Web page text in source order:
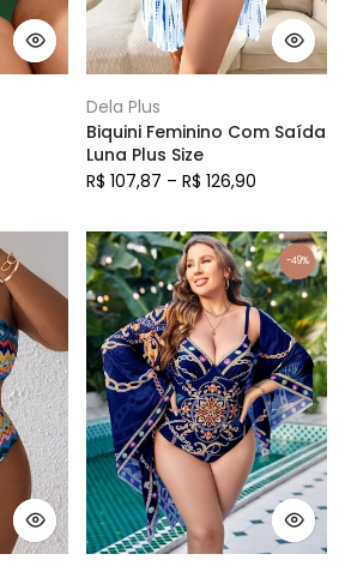
Dela Plus
Biquini Feminino Com Saída
Luna Plus Size
R$ 107,87 – R$ 126,90
-49%